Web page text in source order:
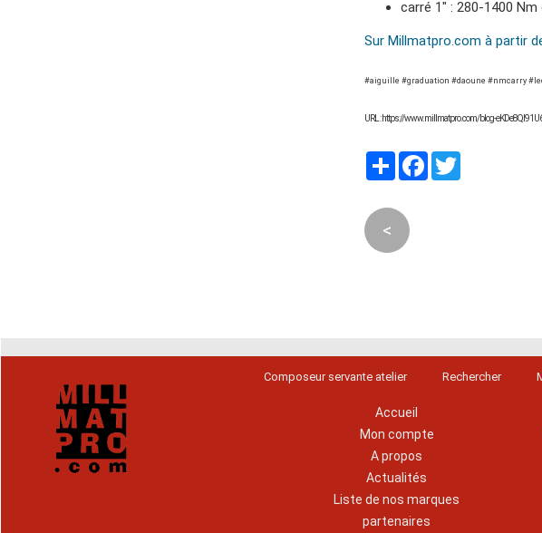
carré 1″ : 280-1400
Sur Millmatpro.com à partir
#aiguille #graduation #daoune #nmcarry
URL : https://www.millmatpro.com/blog-
PartagerFacebook
<
Composeur servante atelier Rechercher
Accueil
Mon compte
A propos
Actualités
Liste de nos marques
partenaires